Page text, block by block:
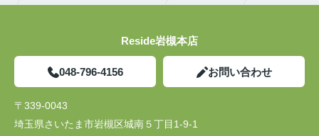
Reside岩槻本店
048-796-4156 お問い合わせ
〒339-0043
埼玉県さいたま市岩槻区城南５丁目1-9-1